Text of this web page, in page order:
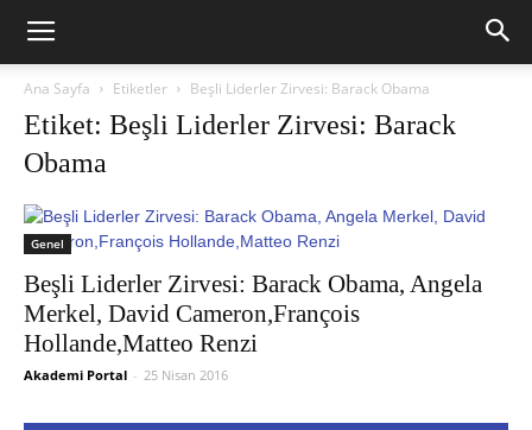
Ana Sayfa Etiketler Beşli Liderler Zirvesi: Barack Obama
Etiket: Beşli Liderler Zirvesi: Barack
Obama
Genel
Beşli Liderler Zirvesi: Barack Obama, Angela
Merkel, David Cameron,François
Hollande,Matteo Renzi
Akademi Portal - 25 Nisan 2016